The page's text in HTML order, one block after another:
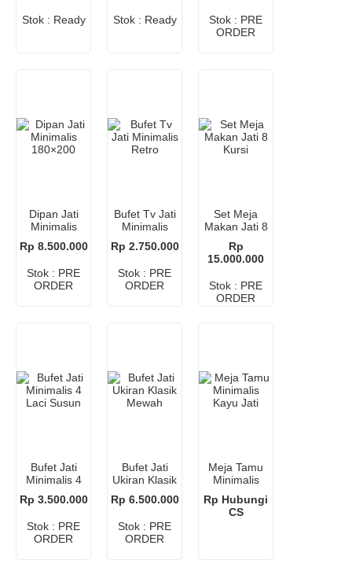
Stok : Ready Stok : Ready
Stok : PRE
ORDER
Dipan Jati
Minimalis
Rp 8.500.000
Stok : PRE
ORDER
Bufet Tv Jati
Minimalis
Rp 2.750.000
Stok : PRE
ORDER
Set Meja
Makan Jati 8
Rp
15.000.000
Stok : PRE
ORDER
Bufet Jati
Minimalis 4
Rp 3.500.000
Stok : PRE
ORDER
Bufet Jati
Ukiran Klasik
Rp 6.500.000
Stok : PRE
ORDER
Meja Tamu
Minimalis
Rp Hubungi
CS